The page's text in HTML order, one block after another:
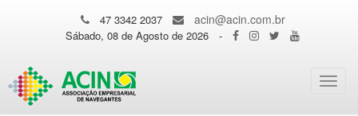
47 3342 2037 acin@acin.com.br
Sábado, 08 de Agosto de 2026 -